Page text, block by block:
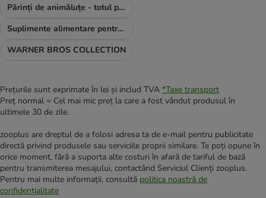
Părinți de animăluțe - totul pentru TINE
Suplimente alimentare pentru câini
WARNER BROS COLLECTION
Prețurile sunt exprimate în lei și includ TVA *Taxe transport
Preț normal = Cel mai mic preț la care a fost vândut produsul în
ultimele 30 de zile.
zooplus are dreptul de a folosi adresa ta de e-mail pentru publicitate
directă privind produsele sau serviciile proprii similare. Te poți opune în
orice moment, fără a suporta alte costuri în afară de tariful de bază
pentru transmiterea mesajului, contactând Serviciul Clienți zooplus.
Pentru mai multe informații, consultă politica noastră de
confidențialitate